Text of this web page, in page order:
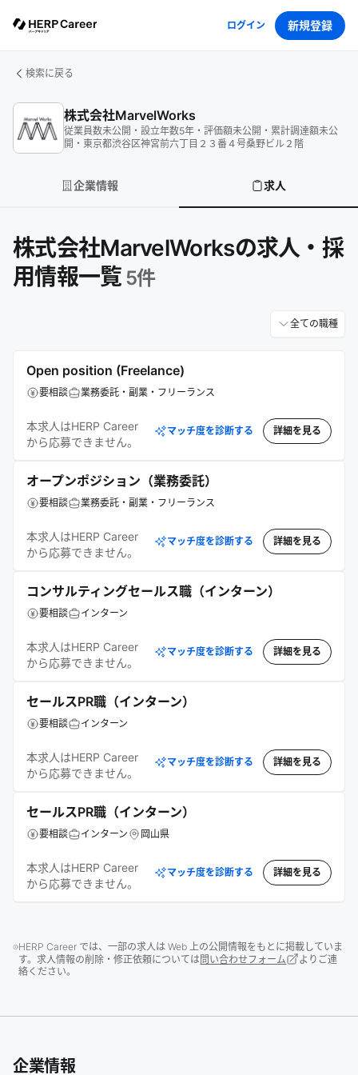
ログイン 新規登録
検索に戻る
株式会社MarvelWorks
従業員数未公開 ・ 設立年数5年 ・ 評価額未公開 ・ 累計調達額未公
開 ・ 東京都渋谷区神宮前六丁目２３番４号桑野ビル２階
企業情報 求人
株式会社MarvelWorksの求人・採
用情報一覧 5件
全ての職種
Open position (Freelance)
要相談 業務委託・副業・フリーランス
本求人はHERP Career
から応募できません。
マッチ度を診断する 詳細を見る
オープンポジション（業務委託）
要相談 業務委託・副業・フリーランス
本求人はHERP Career
から応募できません。
マッチ度を診断する 詳細を見る
コンサルティングセールス職（インターン）
要相談 インターン
本求人はHERP Career
から応募できません。
マッチ度を診断する 詳細を見る
セールスPR職（インターン）
要相談 インターン
本求人はHERP Career
から応募できません。
マッチ度を診断する 詳細を見る
セールスPR職（インターン）
要相談 インターン 岡山県
本求人はHERP Career
から応募できません。
マッチ度を診断する 詳細を見る
HERP Career では、一部の求人は Web 上の公開情報をもとに掲載していま
す。求人情報の削除・修正依頼については問い合わせフォーム
よりご連
絡ください。
企業情報